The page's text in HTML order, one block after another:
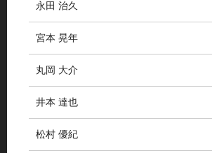
永田 治久
宮本 晃年
丸岡 大介
井本 達也
松村 優紀